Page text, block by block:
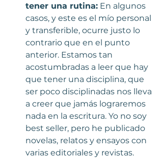
tener una rutina: En algunos
casos, y este es el mío personal
y transferible, ocurre justo lo
contrario que en el punto
anterior. Estamos tan
acostumbradas a leer que hay
que tener una disciplina, que
ser poco disciplinadas nos lleva
a creer que jamás lograremos
nada en la escritura. Yo no soy
best seller, pero he publicado
novelas, relatos y ensayos con
varias editoriales y revistas.